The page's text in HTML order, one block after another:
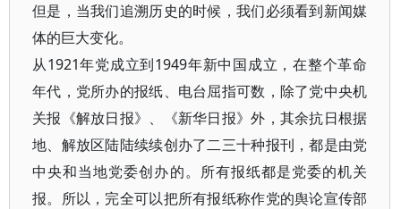
但是，当我们追溯历史的时候，我们必须看到新闻媒
体的巨大变化。
从1921年党成立到1949年新中国成立，在整个革命
年代，党所办的报纸、电台屈指可数，除了党中央机
关报《解放日报》、《新华日报》外，其余抗日根据
地、解放区陆陆续续创办了二三十种报刊，都是由党
中央和当地党委创办的。所有报纸都是党委的机关
报。所以，完全可以把所有报纸称作党的舆论宣传部